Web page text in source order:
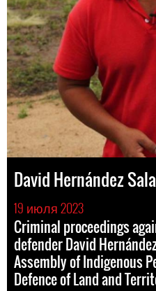
David Hernández
19 июля 2023
Criminal proceedings
defender David
Assembly of Indigenous
Defence of Land and